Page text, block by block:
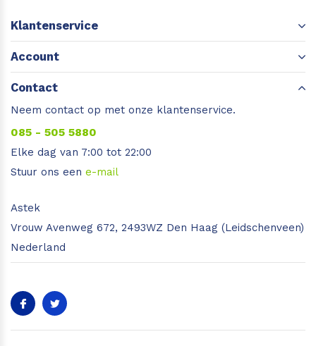
Klantenservice
Account
Contact
Neem contact op met onze klantenservice.
085 - 505 5880
Elke dag van 7:00 tot 22:00
Stuur ons een e-mail
Astek
Vrouw Avenweg 672, 2493WZ Den Haag (Leidschenveen)
Nederland